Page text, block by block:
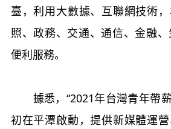
臺，利用大數據、互聯網技術
照、政務、交通、通信、金融
便利服務。
據悉，“2021年台灣青年帶薪
初在平潭啟動，提供新媒體運